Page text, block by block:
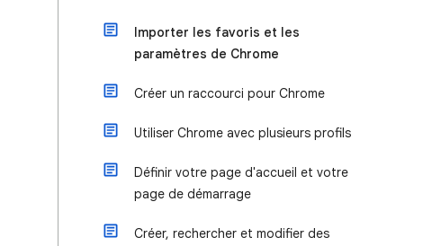
Importer les favoris et les
paramètres de Chrome
Créer un raccourci pour Chrome
Utiliser Chrome avec plusieurs profils
Définir votre page d'accueil et votre
page de démarrage
Créer, rechercher et modifier des